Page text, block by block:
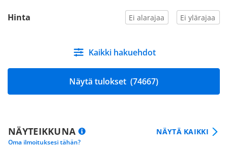
Hinta
Kaikki hakuehdot
Näytä tulokset (74667)
NÄYTEIKKUNA
Oma ilmoituksesi tähän?
NÄYTÄ KAIKKI